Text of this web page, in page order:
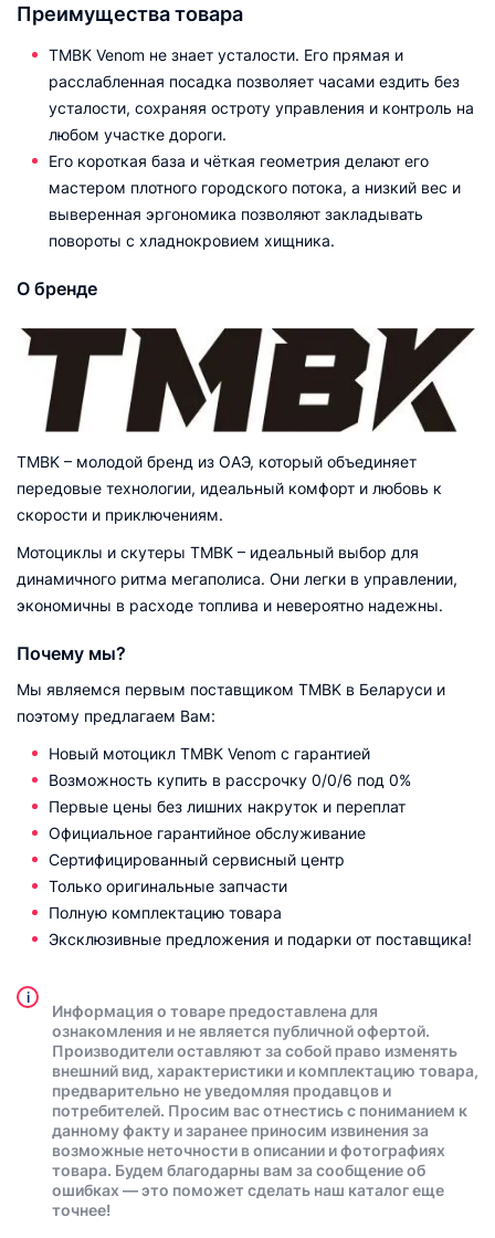
Преимущества товара
TMBK Venom не знает усталости. Его прямая и
расслабленная посадка позволяет часами ездить без
усталости, сохраняя остроту управления и контроль на
любом участке дороги.
Его короткая база и чёткая геометрия делают его
мастером плотного городского потока, а низкий вес и
выверенная эргономика позволяют закладывать
повороты с хладнокровием хищника.
О бренде
TMBK – молодой бренд из ОАЭ, который объединяет
передовые технологии, идеальный комфорт и любовь к
скорости и приключениям.
Мотоциклы и скутеры TMBK – идеальный выбор для
динамичного ритма мегаполиса. Они легки в управлении,
экономичны в расходе топлива и невероятно надежны.
Почему мы?
Мы являемся первым поставщиком TMBK в Беларуси и
поэтому предлагаем Вам:
Новый мотоцикл TMBK Venom с гарантией
Возможность купить в рассрочку 0/0/6 под 0%
Первые цены без лишних накруток и переплат
Официальное гарантийное обслуживание
Сертифицированный сервисный центр
Только оригинальные запчасти
Полную комплектацию товара
Эксклюзивные предложения и подарки от поставщика!
i
Информация о товаре предоставлена для
ознакомления и не является публичной офертой.
Производители оставляют за собой право изменять
внешний вид, характеристики и комплектацию товара,
предварительно не уведомляя продавцов и
потребителей. Просим вас отнестись с пониманием к
данному факту и заранее приносим извинения за
возможные неточности в описании и фотографиях
товара. Будем благодарны вам за сообщение об
ошибках — это поможет сделать наш каталог еще
точнее!